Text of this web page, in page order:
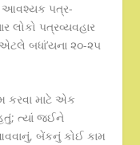
આવશ્યક પત્ર-
લોકો પત્રવ્યવહાર
બધાં’યના ૨૦-૨૫
માટે એક
ત્યાં જઈને
બેંકનું કોઈ કામ